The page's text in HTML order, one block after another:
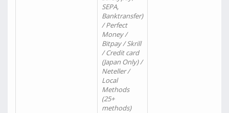
SEPA,
Banktransfer)
/ Perfect
Money /
Bitpay / Skrill
/ Credit card
(Japan Only) /
Neteller /
Local
Methods
(25+
methods)